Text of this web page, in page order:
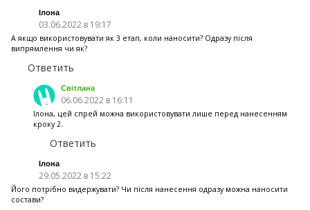
Ілона
03.06.2022 в 19:17
А якщо використовувати як 3 етап, коли наносити? Одразу після
випрямлення чи як?
Ответить
Світлана
06.06.2022 в 16:11
Ілона, цей спрей можна використовувати лише перед нанесенням
кроку 2.
Ответить
Ілона
29.05.2022 в 15:22
Його потрібно видержувати? Чи після нанесення одразу можна наносити
состави?